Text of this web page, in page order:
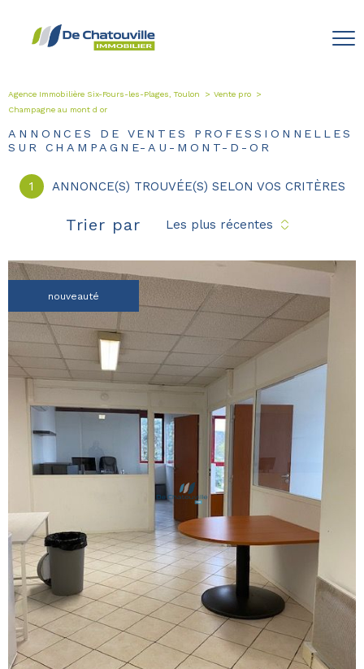
Agence Immobilière Six-Fours-les-Plages, Toulon
Vente pro
Champagne au mont d or
ANNONCES DE VENTES PROFESSIONNELLES
SUR CHAMPAGNE-AU-MONT-D-OR
1 ANNONCE(S) TROUVÉE(S) SELON VOS CRITÈRES
Trier par Les plus récentes
nouveauté
voir le
bien